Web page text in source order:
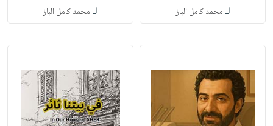
لـ محمد كامل الباز لـ محمد كامل الباز